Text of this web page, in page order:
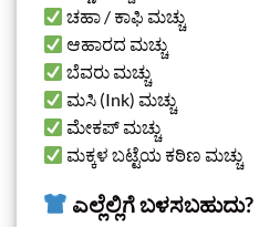
ಚಹಾ / ಕಾಫಿ ಮಚ್ಚು
ಆಹಾರದ ಮಚ್ಚು
ಬೆವರು ಮಚ್ಚು
ಮಸಿ (Ink) ಮಚ್ಚು
ಮೇಕಪ್ ಮಚ್ಚು
ಮಕ್ಕಳ ಬಟ್ಟೆಯ ಕಠಿಣ ಮಚ್ಚು
ಎಲ್ಲೆಲ್ಲಿಗೆ ಬಳಸಬಹುದು?